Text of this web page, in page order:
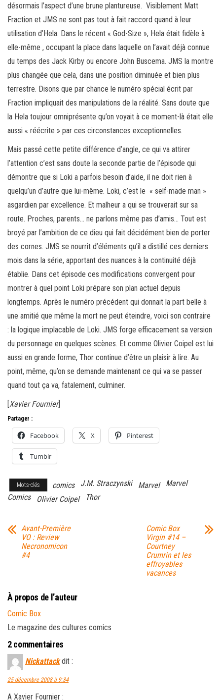
désormais l’aspect d’une brune plantureuse. Visiblement Matt
Fraction et JMS ne sont pas tout à fait raccord quand à leur
utilisation d’Hela. Dans le récent « God-Size », Hela était fidèle à
elle-même , occupant la place dans laquelle on l’avait déjà connue
du temps des Jack Kirby ou encore John Buscema. JMS la montre
plus changée que cela, dans une position diminuée et bien plus
terrestre. Disons que par chance le numéro spécial écrit par
Fraction impliquait des manipulations de la réalité. Sans doute que
la Hela toujour omniprésente qu’on voyait à ce moment-là était elle
aussi « réécrite » par ces circonstances exceptionnelles.
Mais passé cette petite différence d’angle, ce qui va attirer
l’attention c’est sans doute la seconde partie de l’épisode qui
démontre que si Loki a parfois besoin d’aide, il ne doit rien à
quelqu’un d’autre que lui-même. Loki, c’est le « self-made man »
asgardien par excellence. Et malheur a qui se trouverait sur sa
route. Proches, parents… ne parlons même pas d’amis… Tout est
broyé par l’ambition de ce dieu qui fait décidément bien de porter
des cornes. JMS se nourrit d’éléments qu’il a distillé ces derniers
mois dans la série, apportant des nuances à la continuité déjà
établie. Dans cet épisode ces modifications convergent pour
montrer à quel point Loki prépare son plan actuel depuis
longtemps. Après le numéro précédent qui donnait la part belle à
une amitié que même la mort ne peut éteindre, voici son contraire
: la logique implacable de Loki. JMS forge efficacement sa version
du personnage en quelques scènes. Et comme Olivier Coipel est lui
aussi en grande forme, Thor continue d’être un plaisir à lire. Au
point, même, qu’on se demande maintenant ce qui va se passer
quand tout ça va, fatalement, culminer.
[Xavier Fournier]
Partager :
Facebook X Pinterest
Tumblr
Mots-clés comics J.M. Straczynski Marvel
Marvel
Comics
Olivier Coipel Thor
Avant-Première
VO : Review
Necronomicon
#4
Comic Box
Virgin #14 –
Courtney
Crumrin et les
effroyables
vacances
À propos de l’auteur
Comic Box
Le magazine des cultures comics
2 commentaires
Nickattack dit :
25 décembre 2008 à 9:34
A Xavier Fournier :